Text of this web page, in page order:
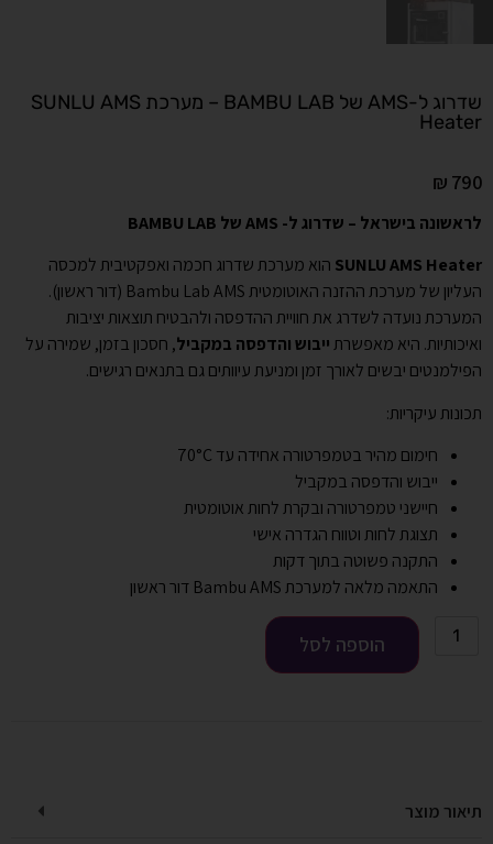
שדרוג ל-AMS של BAMBU LAB – מערכת SUNLU AMS
Heater
₪ 790
לראשונה בישראל – שדרוג ל- AMS של BAMBU LAB
SUNLU AMS Heater הוא מערכת שדרוג חכמה ואפקטיבית למכסה
העליון של מערכת ההזנה האוטומטית Bambu Lab AMS (דור ראשון).
המערכת נועדה לשדרג את חוויית ההדפסה ולהבטיח תוצאות יציבות
ואיכותיות. היא מאפשרתייבוש והדפסה במקביל, חסכון בזמן, שמירה על
הפילמנטים יבשים לאורך זמן ומניעת עיוותים גם בתנאים רגישים.
תכונות עיקריות:
חימום מהיר בטמפרטורה אחידה עד 70°C
ייבוש והדפסה במקביל
חיישני טמפרטורה ובקרת לחות אוטומטית
תצוגת לחות וטווח הגדרה אישי
התקנה פשוטה בתוך דקות
התאמה מלאה למערכת Bambu AMS דור ראשון
הוספה לסל
תיאור מוצר